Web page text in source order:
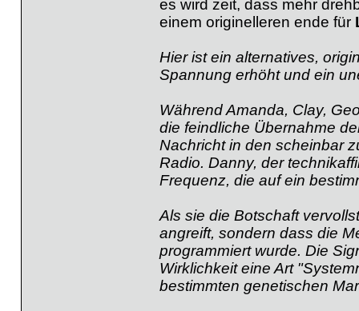
es wird zeit, dass mehr
einem originelleren ende für
Hier ist ein alternatives,
Spannung erhöht und ein
Während Amanda, Clay,
die feindliche Übernahme
Nachricht in den scheinbar
Radio. Danny, der
Frequenz, die auf ein
Als sie die Botschaft
angreift, sondern dass die
programmiert wurde. Die
Wirklichkeit eine Art
bestimmten genetischen